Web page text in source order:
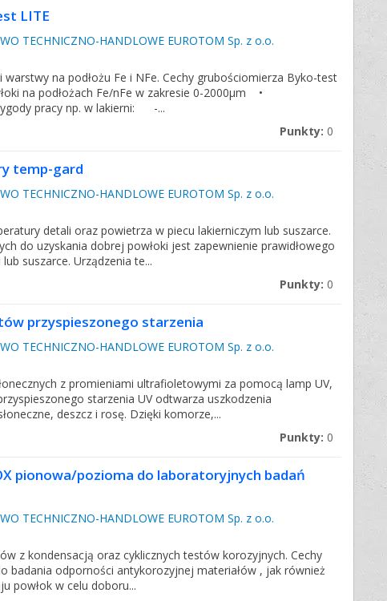
LITE
TECHNICZNO-HANDLOWE EUROTOM Sp. z o.o.
na podłożu Fe i NFe. Cechy grubościomierza Byko-test
na podłożach Fe/nFe w zakresie 0-2000µm •
pracy np. w lakierni: -...
Punkty: 0
temp-gard
TECHNICZNO-HANDLOWE EUROTOM Sp. z o.o.
detali oraz powietrza w piecu lakierniczym lub suszarce.
do uzyskania dobrej powłoki jest zapewnienie prawidłowego
suszarce. Urządzenia te...
Punkty: 0
przyspieszonego starzenia
TECHNICZNO-HANDLOWE EUROTOM Sp. z o.o.
z promieniami ultrafioletowymi za pomocą lamp UV,
starzenia UV odtwarza uszkodzenia
deszcz i rosę. Dzięki komorze,...
Punkty: 0
pionowa/pozioma do laboratoryjnych badań
TECHNICZNO-HANDLOWE EUROTOM Sp. z o.o.
z kondensacją oraz cyklicznych testów korozyjnych. Cechy
badania odporności antykorozyjnej materiałów , jak również
powłok w celu doboru...